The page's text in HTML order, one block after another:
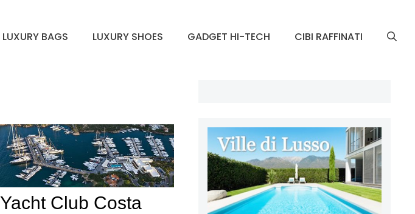
LUXURY BAGS LUXURY SHOES GADGET HI-TECH CIBI RAFFINATI
Yacht Club Costa